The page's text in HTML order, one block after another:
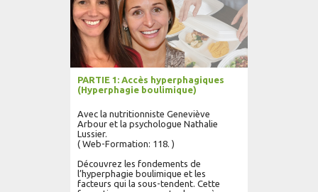
PARTIE 1: Accès hyperphagiques
(Hyperphagie boulimique)
Avec la nutritionniste Geneviève
Arbour et la psychologue Nathalie
Lussier.
( Web-Formation: 118. )
Découvrez les fondements de
l’hyperphagie boulimique et les
facteurs qui la sous-tendent. Cette